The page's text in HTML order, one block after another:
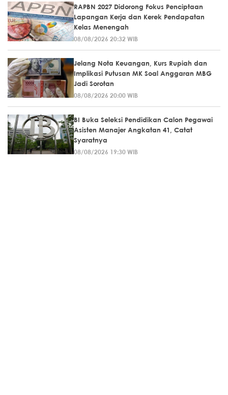
RAPBN 2027 Didorong Fokus Penciptaan
Lapangan Kerja dan Kerek Pendapatan
Kelas Menengah
08/08/2026 20:32 WIB
Jelang Nota Keuangan, Kurs Rupiah dan
Implikasi Putusan MK Soal Anggaran MBG
Jadi Sorotan
08/08/2026 20:00 WIB
BI Buka Seleksi Pendidikan Calon Pegawai
Asisten Manajer Angkatan 41, Catat
Syaratnya
08/08/2026 19:30 WIB